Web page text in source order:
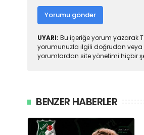
Yorumu gönder
UYARI: Bu içeriğe yorum yazarak
yorumunuzla ilgili doğrudan veya
yorumlardan site yönetimi hiçbir
BENZER HABERLER